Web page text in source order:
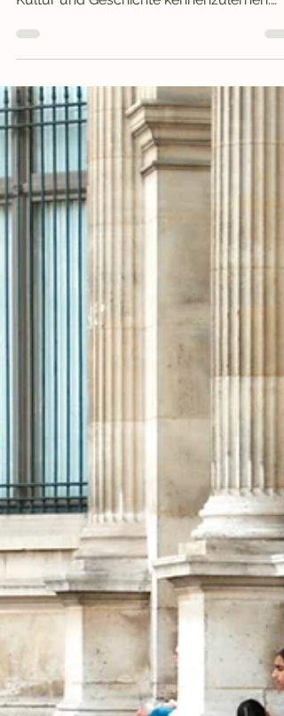
eine der besten Möglichkeiten, die lokale
Kultur und Geschichte kennenzulernen.
Optionen, aber I Love Walking hebt sich
deutlich von der Konkurrenz ab. Diese
Plattform bietet nicht nur hervorragende
kostenlose Touren und Tagesausflüge,
sondern verfolgt auch ein einzigartiges
Familienkonzept, das Qualität und
Ehrlichkeit in den Vordergrund stellt. Im
Folgend